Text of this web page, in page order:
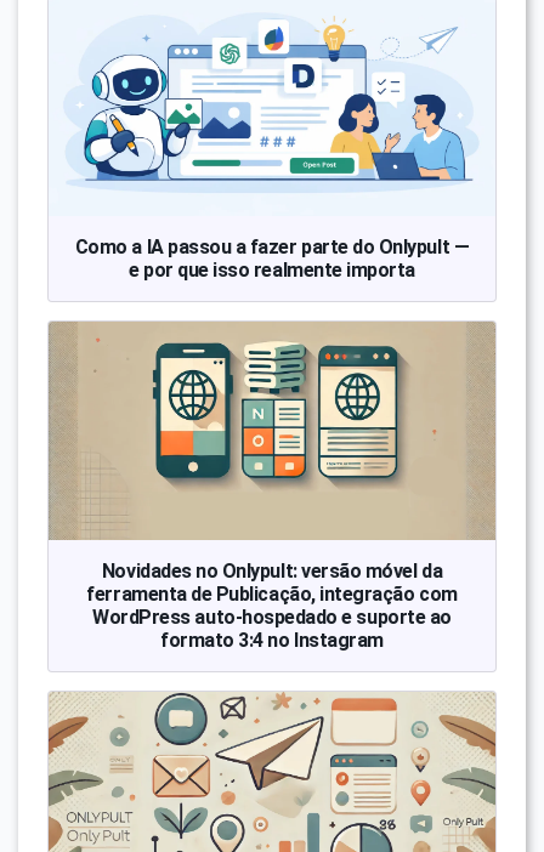
Como a IA passou a fazer parte do Onlypult —
e por que isso realmente importa
Novidades no Onlypult: versão móvel da
ferramenta de Publicação, integração com
WordPress auto-hospedado e suporte ao
formato 3:4 no Instagram